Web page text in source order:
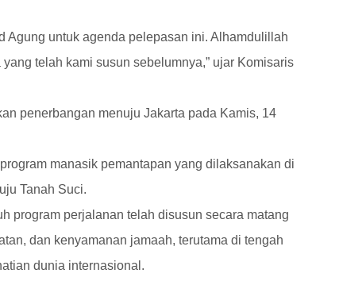
Agung untuk agenda pelepasan ini. Alhamdulillah
telah kami susun sebelumnya,” ujar Komisaris
penerbangan menuju Jakarta pada Kamis, 14
manasik pemantapan yang dilaksanakan di
Tanah Suci.
program perjalanan telah disusun secara matang
dan kenyamanan jamaah, terutama di tengah
dunia internasional.